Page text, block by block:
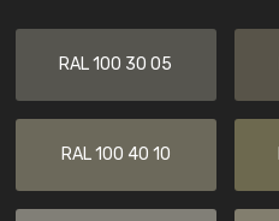
RAL 100 30 05
RAL 100 40 10